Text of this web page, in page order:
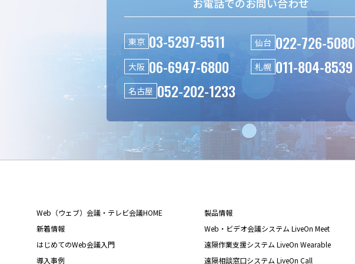
東京 03-5297-5511 仙台 022-726-5080
大阪 06-6947-6800 札幌 011-804-8539
名古屋 052-202-1233
Web（ウェブ）会議・テレビ会議HOME
新着情報
はじめてのWeb会議入門
導入事例
製品情報
Web・ビデオ会議システム LiveOn Meet
遠隔作業支援システム LiveOn Wearable
遠隔相談窓口システム LiveOn Call